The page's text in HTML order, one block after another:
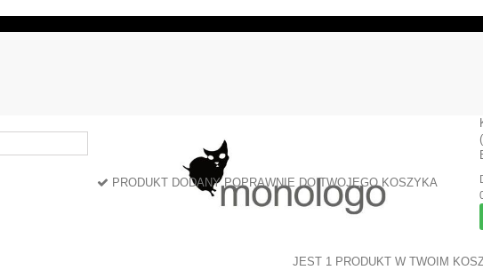
PRODUKT DODANY POPRAWNIE DO TWOJEGO KOSZYKA
JEST 1 PRODUKT W TWOIM